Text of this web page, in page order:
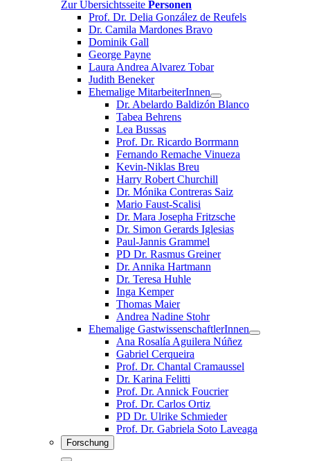
Zur Übersichtsseite Personen
Prof. Dr. Delia González de Reufels
Dr. Camila Mardones Bravo
Dominik Gall
George Payne
Laura Andrea Alvarez Tobar
Judith Beneker
Ehemalige MitarbeiterInnen
Dr. Abelardo Baldizón Blanco
Tabea Behrens
Lea Bussas
Prof. Dr. Ricardo Borrmann
Fernando Remache Vinueza
Kevin-Niklas Breu
Harry Robert Churchill
Dr. Mónika Contreras Saiz
Mario Faust-Scalisi
Dr. Mara Josepha Fritzsche
Dr. Simon Gerards Iglesias
Paul-Jannis Grammel
PD Dr. Rasmus Greiner
Dr. Annika Hartmann
Dr. Teresa Huhle
Inga Kemper
Thomas Maier
Andrea Nadine Stohr
Ehemalige GastwissenschaftlerInnen
Ana Rosalía Aguilera Núñez
Gabriel Cerqueira
Prof. Dr. Chantal Cramaussel
Dr. Karina Felitti
Prof. Dr. Annick Foucrier
Prof. Dr. Carlos Ortiz
PD Dr. Ulrike Schmieder
Prof. Dr. Gabriela Soto Laveaga
Forschung